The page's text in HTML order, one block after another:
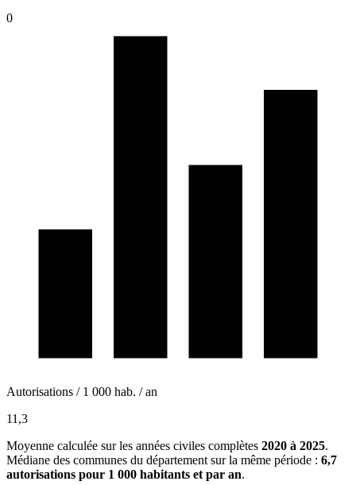
0
Autorisations / 1 000 hab. / an
11,3
Moyenne calculée sur les années civiles complètes 2020 à 2025.
Médiane des communes du département sur la même période : 6,7
autorisations pour 1 000 habitants et par an.